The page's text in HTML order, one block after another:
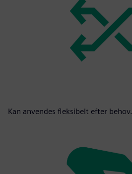
Kan anvendes fleksibelt efter behov.